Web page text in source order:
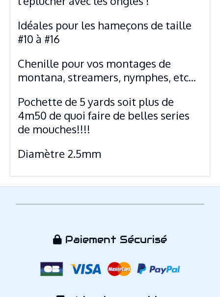
Idéales pour les hameçons de taille
#10 à #16
Chenille pour vos montages de
montana, streamers, nymphes, etc...
Pochette de 5 yards soit plus de
4m50 de quoi faire de belles series
de mouches!!!!
Diamètre 2.5mm
 Paiement Sécurisé